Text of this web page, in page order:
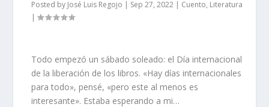
Posted by José Luis Regojo | Sep 27, 2022 | Cuento, Literatura
|
Todo empezó un sábado soleado: el Día internacional
de la liberación de los libros. «Hay días internacionales
para todo», pensé, «pero este al menos es
interesante». Estaba esperando a mi…